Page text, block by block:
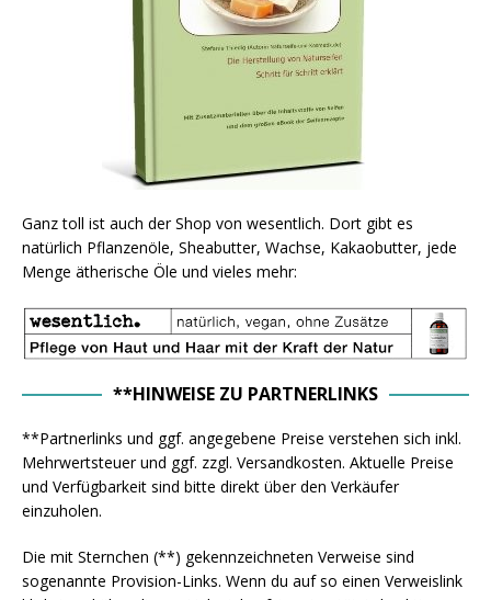
Ganz toll ist auch der Shop von wesentlich. Dort gibt es
natürlich Pflanzenöle, Sheabutter, Wachse, Kakaobutter, jede
Menge ätherische Öle und vieles mehr:
**HINWEISE ZU PARTNERLINKS
**Partnerlinks und ggf. angegebene Preise verstehen sich inkl.
Mehrwertsteuer und ggf. zzgl. Versandkosten. Aktuelle Preise
und Verfügbarkeit sind bitte direkt über den Verkäufer
einzuholen.
Die mit Sternchen (**) gekennzeichneten Verweise sind
sogenannte Provision-Links. Wenn du auf so einen Verweislink